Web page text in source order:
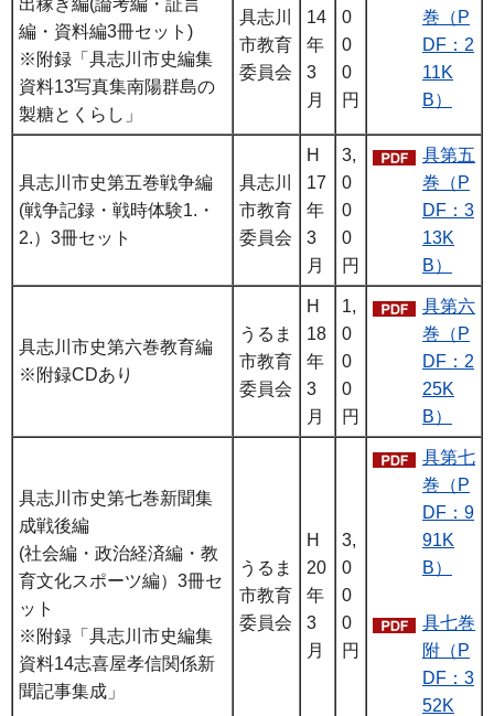
出稼ぎ編(論考編・証言
編・資料編3冊セット)
※附録「具志川市史編集
資料13写真集南陽群島の
製糖とくらし」
具志川
市教育
委員会
14
年
3
月
0
0
0
円
巻（P
DF：2
11K
B）
具志川市史第五巻戦争編
(戦争記録・戦時体験1.・
2.）3冊セット
具志川
市教育
委員会
H
17
年
3
月
3,
0
0
0
円
具第五
巻（P
DF：3
13K
B）
具志川市史第六巻教育編
※附録CDあり
うるま
市教育
委員会
H
18
年
3
月
1,
0
0
0
円
具第六
巻（P
DF：2
25K
B）
具志川市史第七巻新聞集
成戦後編
(社会編・政治経済編・教
育文化スポーツ編）3冊セ
ット
※附録「具志川市史編集
資料14志喜屋孝信関係新
聞記事集成」
うるま
市教育
委員会
H
20
年
3
月
3,
0
0
0
円
具第七
巻（P
DF：9
91K
B）
具七巻
附（P
DF：3
52K